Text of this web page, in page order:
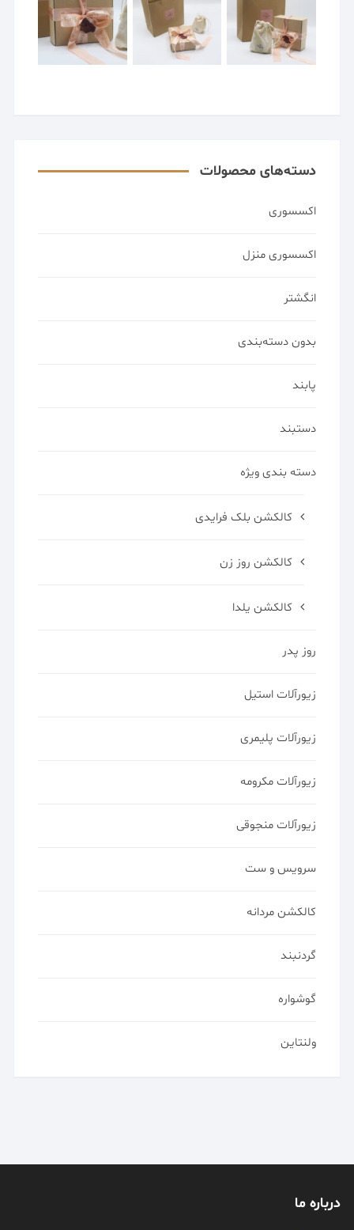
دسته‌های محصولات
اکسسوری
اکسسوری منزل
انگشتر
بدون دسته‌بندی
پابند
دستبند
دسته بندی ویژه
کالکشن بلک فرایدی
کالکشن روز زن
کالکشن یلدا
روز پدر
زیورآلات استیل
زیورآلات پلیمری
زیورآلات مکرومه
زیورآلات منجوقی
سرویس و ست
کالکشن مردانه
گردنبند
گوشواره
ولنتاین
درباره ما